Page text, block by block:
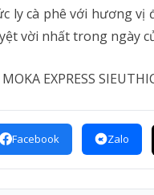
ly cà phê với hương vị
vời nhất trong ngày
Facebook Zalo